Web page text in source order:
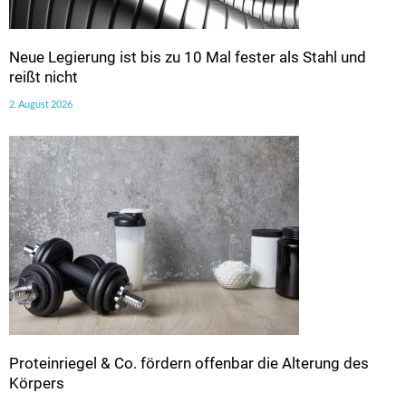
Neue Legierung ist bis zu 10 Mal fester als Stahl und
reißt nicht
2. August 2026
Proteinriegel & Co. fördern offenbar die Alterung des
Körpers